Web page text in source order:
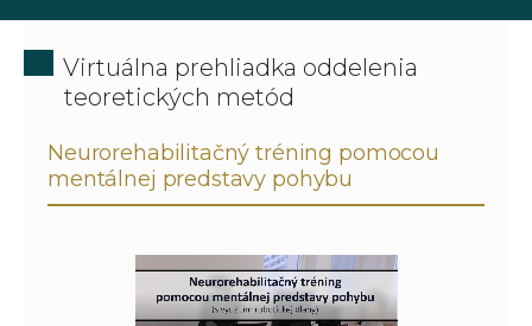
Virtuálna prehliadka oddelenia
teoretických metód
Neurorehabilitačný tréning pomocou
mentálnej predstavy pohybu